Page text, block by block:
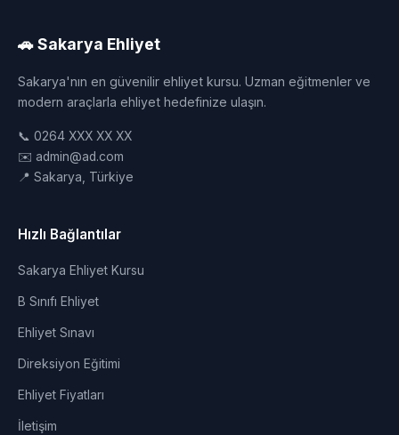
🚗 Sakarya Ehliyet
Sakarya'nın en güvenilir ehliyet kursu. Uzman eğitmenler ve
modern araçlarla ehliyet hedefinize ulaşın.
📞 0264 XXX XX XX
✉️ admin@ad.com
📍 Sakarya, Türkiye
Hızlı Bağlantılar
Sakarya Ehliyet Kursu
B Sınıfı Ehliyet
Ehliyet Sınavı
Direksiyon Eğitimi
Ehliyet Fiyatları
İletişim